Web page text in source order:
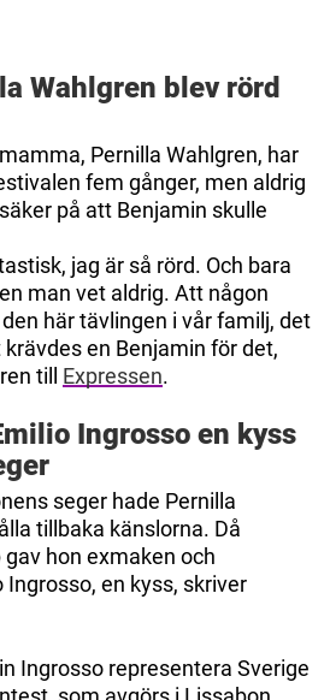
Wahlgren blev rörd
Pernilla Wahlgren, har
fem gånger, men aldrig
på att Benjamin skulle
jag är så rörd. Och bara
man vet aldrig. Att någon
här tävlingen i vår familj, det
en Benjamin för det,
till Expressen.
Ingrosso en kyss
seger hade Pernilla
tillbaka känslorna. Då
hon exmaken och
Ingrosso, en kyss, skriver
Ingrosso representera Sverige